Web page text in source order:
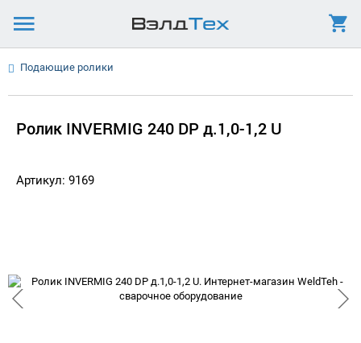
Подающие ролики
Ролик INVERMIG 240 DP д.1,0-1,2 U
Артикул: 9169